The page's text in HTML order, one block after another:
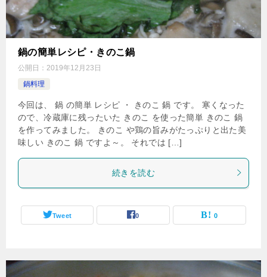
鍋の簡単レシピ・きのこ鍋
公開日： 2019年12月23日
鍋料理
今回は、 鍋 の簡単 レシピ ・ きのこ 鍋 です。 寒くなった
ので、冷蔵庫に残ったいた きのこ を使った簡単 きのこ 鍋
を作ってみました。 きのこ や鶏の旨みがたっぷりと出た美
味しい きのこ 鍋 ですよ～。 それでは […]
続きを読む
Tweet 0 0